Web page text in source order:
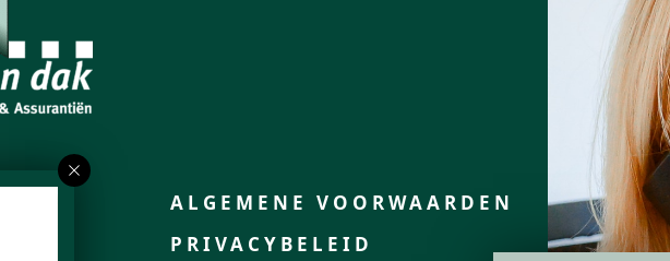
ALGEMENE VOORWAARDEN
PRIVACYBELEID